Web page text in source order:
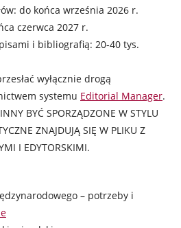
do końca września 2026 r.
czerwca 2027 r.
i bibliografią: 20-40 tys.
wyłącznie drogą
systemu Editorial Manager.
BYĆ SPORZĄDZONE W STYLU
ZNAJDUJĄ SIĘ W PLIKU Z
I EDYTORSKIMI.
– potrzeby i